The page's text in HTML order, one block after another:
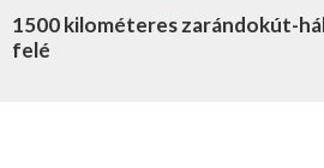
1500 kilométeres zarándokút-
felé